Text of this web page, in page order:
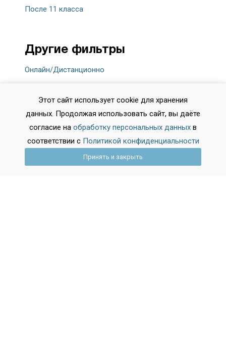
После 11 класса
Другие фильтры
Онлайн/Дистанционно
По направлениям
Медицинские колледжи
Военные колледжи
Этот сайт использует cookie для хранения
данных. Продолжая использовать сайт, вы даёте
согласие на обработку персональных данных в
соответствии с Политикой конфиденциальности
Принять и закрыть